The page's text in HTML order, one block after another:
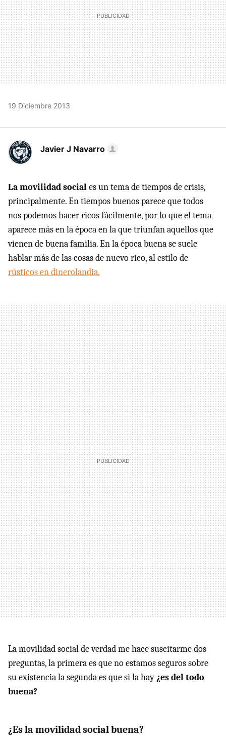
19 Diciembre 2013
Javier J Navarro
La movilidad sociales un tema de tiempos de crisis,
principalmente. En tiempos buenos parece que todos
nos podemos hacer ricos fácilmente, por lo que el tema
aparece más en la época en la que triunfan aquellos que
vienen de buena familia. En la época buena se suele
hablar más de las cosas de nuevo rico, al estilo de
rústicos en dinerolandia.
La movilidad social de verdad me hace suscitarme dos
preguntas, la primera es que no estamos seguros sobre
su existencia la segunda es que si la hay ¿es del todo
buena?
¿Es la movilidad social buena?